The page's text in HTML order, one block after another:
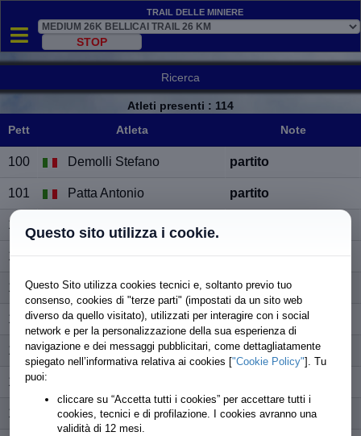
Trail delle Miniere
Ricerca
Atleti presenti : 114
Pett
Atleta
Note
Pett
Atleta
100 Demolli Stefano partito
101 Patta Antonio partito
102 Rattu Maxmiliano
103 Colombo Nicolo' partito
104 Stacconeddu Alessio partito
105 Onnis Francesca partito
106 Ecca Antonio partito
107
108 Trova Walter partito
Questo sito utilizza i cookie.
Questo Sito utilizza cookies tecnici e, soltanto previo tuo
consenso, cookies di "terze parti" (impostati da un sito web
diverso da quello visitato), utilizzati per interagire con i social
network e per la personalizzazione della sua esperienza di
navigazione e dei messaggi pubblicitari, come dettagliatamente
spiegato nell’informativa relativa ai cookies ["Cookie Policy"]. Tu
puoi:
cliccare su “Accetta tutti i cookies” per accettare tutti i
cookies, tecnici e di profilazione. I cookies avranno una
validità di 12 mesi.